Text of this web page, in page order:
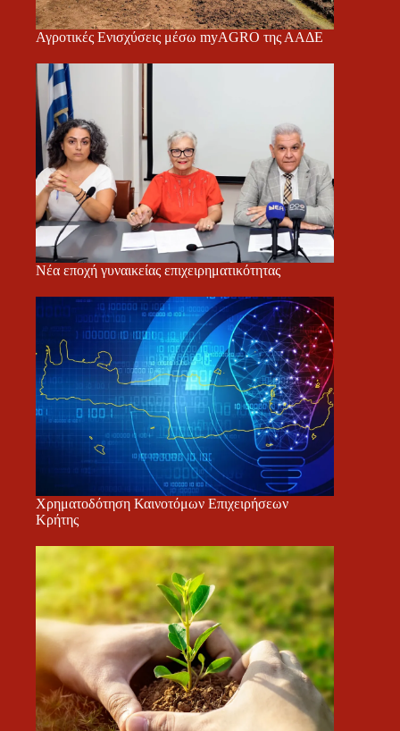
Αγροτικές Ενισχύσεις μέσω myAGRO της ΑΑΔΕ
Νέα εποχή γυναικείας επιχειρηματικότητας
Χρηματοδότηση Καινοτόμων Επιχειρήσεων
Κρήτης